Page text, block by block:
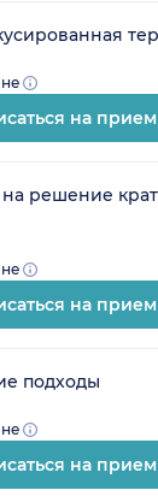
на прием
решение
на прием
подходы
на прием